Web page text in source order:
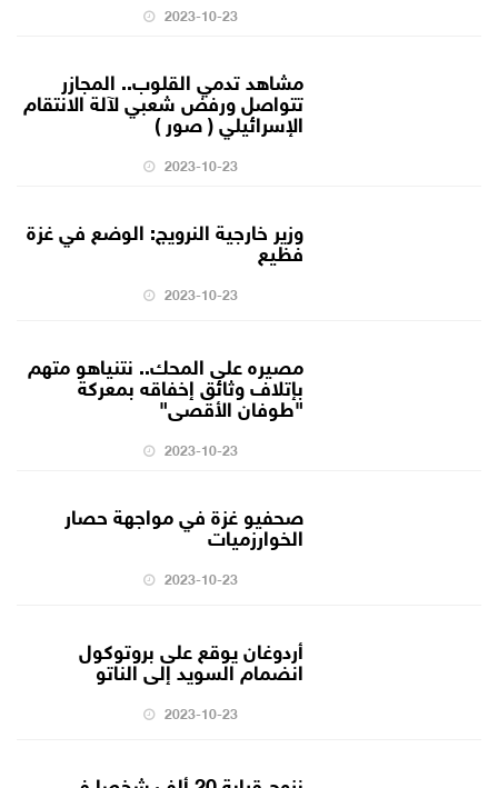
2023-10-23
مشاهد تدمي القلوب.. المجازر
تتواصل ورفض شعبي لآلة الانتقام
الإسرائيلي ( صور )
2023-10-23
وزير خارجية النرويج: الوضع في غزة
فظيع
2023-10-23
مصيره على المحك.. نتنياهو متهم
بإتلاف وثائق إخفاقه بمعركة
"طوفان الأقصى"
2023-10-23
صحفيو غزة في مواجهة حصار
الخوارزميات
2023-10-23
أردوغان يوقع على بروتوكول
انضمام السويد إلى الناتو
2023-10-23